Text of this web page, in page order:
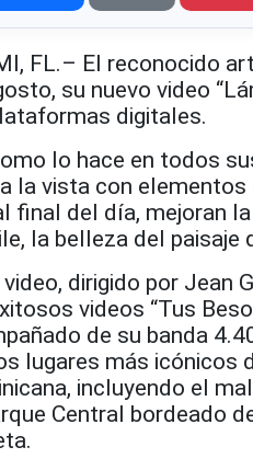
FL.– El reconocido
su nuevo video
digitales.
lo hace en todos
la vista con
final del día, mejoran
la belleza del paisaje
video, dirigido por Jean
videos “Tus
de su banda
lugares más icónicos
incluyendo el
Central bordeado